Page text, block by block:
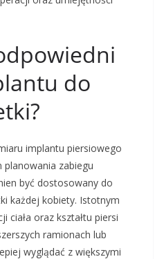
do
implantu piersiowego
zabiegu
być dostosowany do
każdej kobiety. Istotnym
ciała oraz kształtu piersi
ramionach lub
wyglądać z większymi